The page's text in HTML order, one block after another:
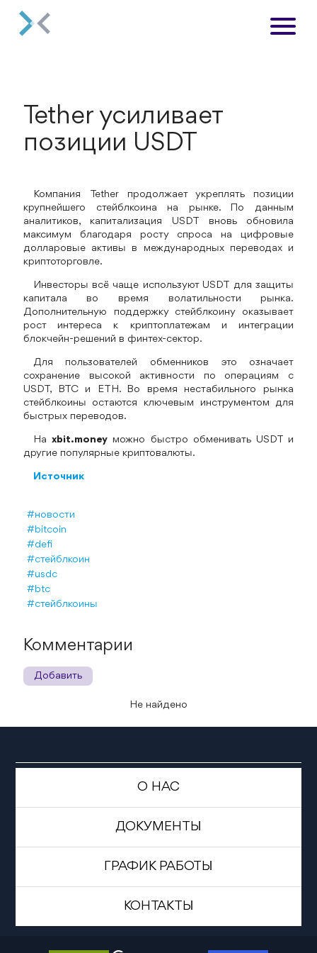
Tether усиливает
позиции USDT
Компания Tether продолжает укреплять позиции
крупнейшего стейблкоина на рынке. По данным
аналитиков, капитализация USDT вновь обновила
максимум благодаря росту спроса на цифровые
долларовые активы в международных переводах и
криптоторговле.
Инвесторы всё чаще используют USDT для защиты
капитала во время волатильности рынка.
Дополнительную поддержку стейблкоину оказывает
рост интереса к криптоплатежам и интеграции
блокчейн-решений в финтех-сектор.
Для пользователей обменников это означает
сохранение высокой активности по операциям с
USDT, BTC и ETH. Во время нестабильного рынка
стейблкоины остаются ключевым инструментом для
быстрых переводов.
Наxbit.money можно быстро обменивать USDT и
другие популярные криптовалюты.
Источник
#новости
#bitcoin
#defi
#стейблкоин
#usdc
#btc
#стейблкоины
Комментарии
Добавить
Не найдено
О НАС
ДОКУМЕНТЫ
ГРАФИК РАБОТЫ
КОНТАКТЫ